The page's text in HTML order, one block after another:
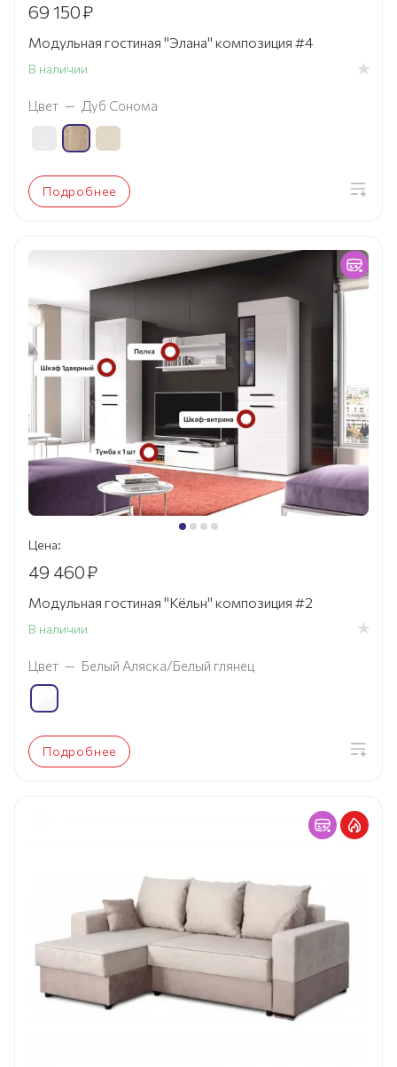
69 150₽
Модульная гостиная "Элана" композиция #4
В наличии
Цвет — Дуб Сонома
Подробнее
Цена:
49 460₽
Модульная гостиная "Кёльн" композиция #2
В наличии
Цвет — Белый Аляска/Белый глянец
Подробнее